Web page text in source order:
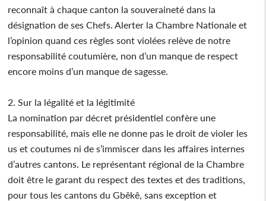
reconnaît à chaque canton la souveraineté dans la
désignation de ses Chefs. Alerter la Chambre Nationale et
l’opinion quand ces règles sont violées relève de notre
responsabilité coutumière, non d’un manque de respect
encore moins d’un manque de sagesse.
2. Sur la légalité et la légitimité
La nomination par décret présidentiel confère une
responsabilité, mais elle ne donne pas le droit de violer les
us et coutumes ni de s’immiscer dans les affaires internes
d’autres cantons. Le représentant régional de la Chambre
doit être le garant du respect des textes et des traditions,
pour tous les cantons du Gbêkê, sans exception et